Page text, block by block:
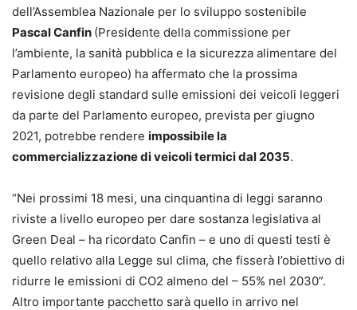
dell’Assemblea Nazionale per lo sviluppo sostenibile
Pascal Canfin (Presidente della commissione per
l’ambiente, la sanità pubblica e la sicurezza alimentare del
Parlamento europeo) ha affermato che la prossima
revisione degli standard sulle emissioni dei veicoli leggeri
da parte del Parlamento europeo, prevista per giugno
2021, potrebbe rendere impossibile la
commercializzazione di veicoli termici dal 2035.
“Nei prossimi 18 mesi, una cinquantina di leggi saranno
riviste a livello europeo per dare sostanza legislativa al
Green Deal – ha ricordato Canfin – e uno di questi testi è
quello relativo alla Legge sul clima, che fisserà l’obiettivo di
ridurre le emissioni di CO2 almeno del – 55% nel 2030”.
Altro importante pacchetto sarà quello in arrivo nel